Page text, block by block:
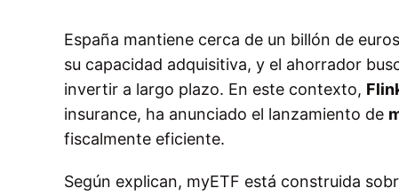
España mantiene cerca de un billón de
su capacidad adquisitiva, y el ahorrador
invertir a largo plazo. En este contexto,
insurance, ha anunciado el lanzamiento de
fiscalmente eficiente.
Según explican, myETF está construida